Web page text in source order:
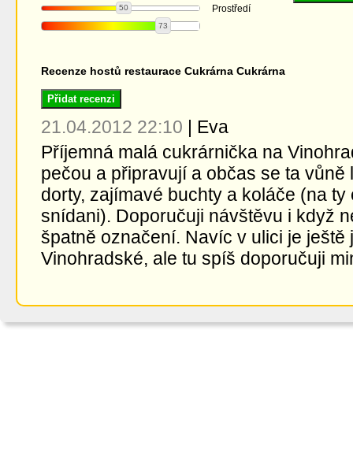
50 Prostředí
73
Recenze hostů restaurace Cukrárna Cukrárna
Přidat recenzi
21.04.2012 22:10 | Eva
Příjemná malá cukrárnička na
pečou a připravují a občas se ta
dorty, zajímavé buchty a koláče (na
snídani). Doporučuji návštěvu i když
špatně označení. Navíc v ulici je
Vinohradské, ale tu spíš doporučuji